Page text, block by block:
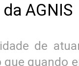
AGNIS
de
quando